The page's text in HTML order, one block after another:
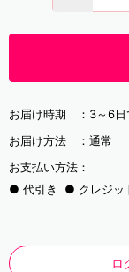
お届け時期 ： 3～6日
お届け方法 ： 通常
お支払い方法：
代引き
クレジッ
ロ